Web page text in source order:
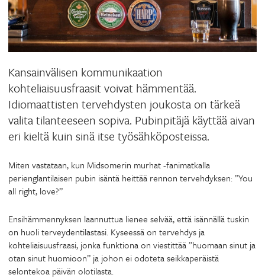
Kansainvälisen kommunikaation
kohteliaisuusfraasit voivat hämmentää.
Idiomaattisten tervehdysten joukosta on tärkeä
valita tilanteeseen sopiva. Pubinpitäjä käyttää aivan
eri kieltä kuin sinä itse työsähköposteissa.
Miten vastataan, kun Midsomerin murhat -fanimatkalla
perienglantilaisen pubin isäntä heittää rennon tervehdyksen: ”You
all right, love?”
Ensihämmennyksen laannuttua lienee selvää, että isännällä tuskin
on huoli terveydentilastasi. Kyseessä on tervehdys ja
kohteliaisuusfraasi, jonka funktiona on viestittää ”huomaan sinut ja
otan sinut huomioon” ja johon ei odoteta seikkaperäistä
selontekoa päivän olotilasta.